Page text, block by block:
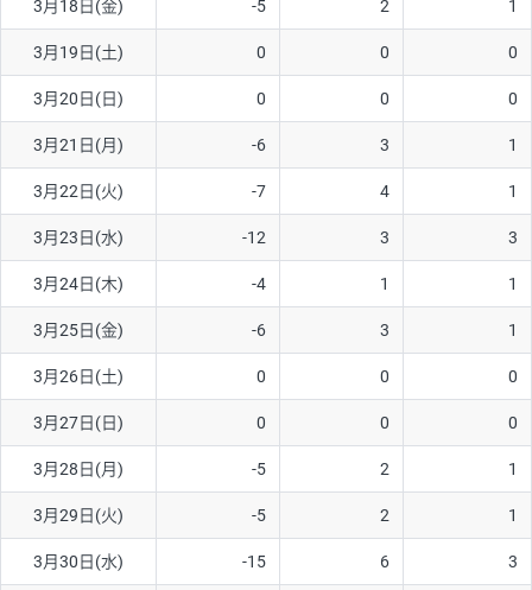
ソ/円は10万通貨単位。
3月18日(金) -5 2 1
3月19日(土) 0 0 0
3月20日(日) 0 0 0
3月21日(月) -6 3 1
3月22日(火) -7 4 1
3月23日(水) -12 3 3
3月24日(木) -4 1 1
3月25日(金) -6 3 1
3月26日(土) 0 0 0
3月27日(日) 0 0 0
3月28日(月) -5 2 1
3月29日(火) -5 2 1
3月30日(水) -15 6 3